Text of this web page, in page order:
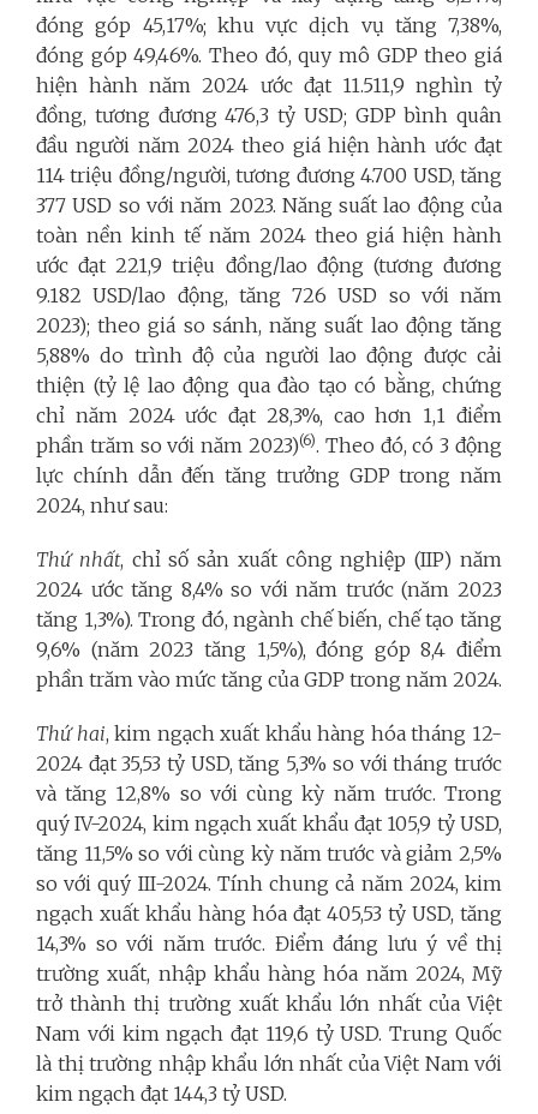
đóng góp 45,17%; khu vực dịch vụ tăng 7,38%,
đóng góp 49,46%. Theo đó, quy mô GDP theo giá
hiện hành năm 2024 ước đạt 11.511,9 nghìn tỷ
đồng, tương đương 476,3 tỷ USD; GDP bình quân
đầu người năm 2024 theo giá hiện hành ước đạt
114 triệu đồng/người, tương đương 4.700 USD, tăng
377 USD so với năm 2023. Năng suất lao động của
toàn nền kinh tế năm 2024 theo giá hiện hành
ước đạt 221,9 triệu đồng/lao động (tương đương
9.182 USD/lao động, tăng 726 USD so với năm
2023); theo giá so sánh, năng suất lao động tăng
5,88% do trình độ của người lao động được cải
thiện (tỷ lệ lao động qua đào tạo có bằng, chứng
chỉ năm 2024 ước đạt 28,3%, cao hơn 1,1 điểm
phần trăm so với năm 2023)(6). Theo đó, có 3 động
lực chính dẫn đến tăng trưởng GDP trong năm
2024, như sau:
Thứ nhất, chỉ số sản xuất công nghiệp (IIP) năm
2024 ước tăng 8,4% so với năm trước (năm 2023
tăng 1,3%). Trong đó, ngành chế biến, chế tạo tăng
9,6% (năm 2023 tăng 1,5%), đóng góp 8,4 điểm
phần trăm vào mức tăng của GDP trong năm 2024.
Thứ hai, kim ngạch xuất khẩu hàng hóa tháng 12-
2024 đạt 35,53 tỷ USD, tăng 5,3% so với tháng trước
và tăng 12,8% so với cùng kỳ năm trước. Trong
quý IV-2024, kim ngạch xuất khẩu đạt 105,9 tỷ USD,
tăng 11,5% so với cùng kỳ năm trước và giảm 2,5%
so với quý III-2024. Tính chung cả năm 2024, kim
ngạch xuất khẩu hàng hóa đạt 405,53 tỷ USD, tăng
14,3% so với năm trước. Điểm đáng lưu ý về thị
trường xuất, nhập khẩu hàng hóa năm 2024, Mỹ
trở thành thị trường xuất khẩu lớn nhất của Việt
Nam với kim ngạch đạt 119,6 tỷ USD. Trung Quốc
là thị trường nhập khẩu lớn nhất của Việt Nam với
kim ngạch đạt 144,3 tỷ USD.